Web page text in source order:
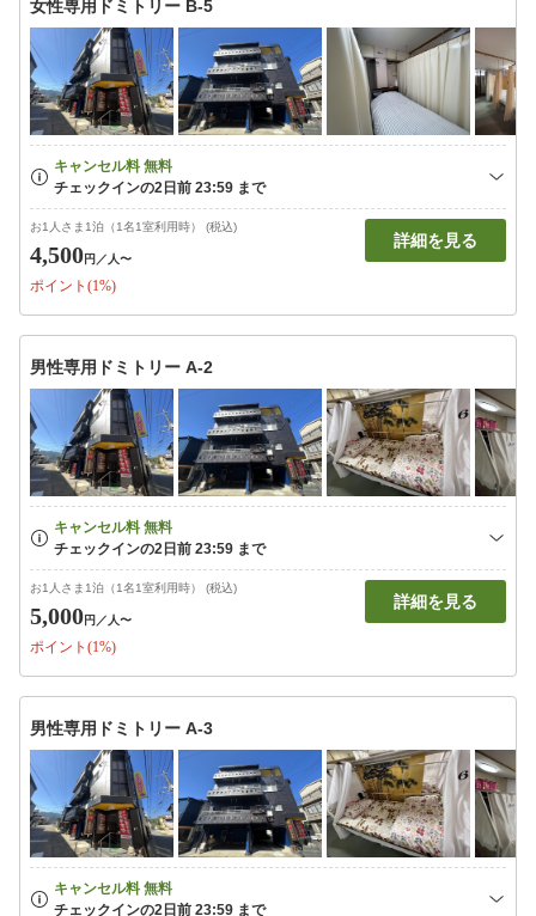
女性専用ドミトリー B-5
お1人さま1泊（1名1室利用時） (税込)
4,500円 ／人〜
ポイント(1%)
詳細を見る
男性専用ドミトリー A-2
お1人さま1泊（1名1室利用時） (税込)
5,000円 ／人〜
ポイント(1%)
詳細を見る
男性専用ドミトリー A-3